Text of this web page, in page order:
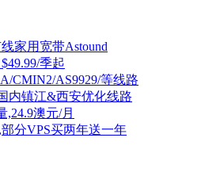
家用宽带Astound
季起
CMIN2/AS9929/等线路
内镇江&西安优化线路
,24.9澳元/月
分VPS买两年送一年